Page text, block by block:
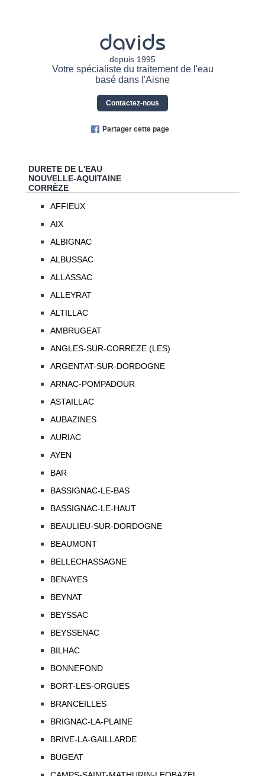
davids
depuis 1995
Votre spécialiste du traitement de l'eau
basé dans l'Aisne
Contactez-nous
Partager cette page
DURETE DE L'EAU
NOUVELLE-AQUITAINE
CORRÈZE
AFFIEUX
AIX
ALBIGNAC
ALBUSSAC
ALLASSAC
ALLEYRAT
ALTILLAC
AMBRUGEAT
ANGLES-SUR-CORREZE (LES)
ARGENTAT-SUR-DORDOGNE
ARNAC-POMPADOUR
ASTAILLAC
AUBAZINES
AURIAC
AYEN
BAR
BASSIGNAC-LE-BAS
BASSIGNAC-LE-HAUT
BEAULIEU-SUR-DORDOGNE
BEAUMONT
BELLECHASSAGNE
BENAYES
BEYNAT
BEYSSAC
BEYSSENAC
BILHAC
BONNEFOND
BORT-LES-ORGUES
BRANCEILLES
BRIGNAC-LA-PLAINE
BRIVE-LA-GAILLARDE
BUGEAT